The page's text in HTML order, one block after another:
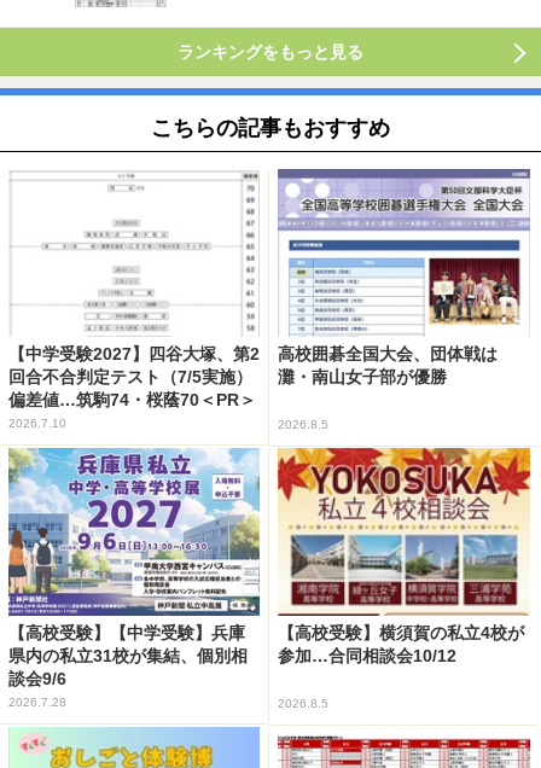
ランキングをもっと見る
こちらの記事もおすすめ
【中学受験2027】四谷大塚、第2
回合不合判定テスト（7/5実施）
偏差値…筑駒74・桜蔭70＜PR＞
2026.7.10
高校囲碁全国大会、団体戦は
灘・南山女子部が優勝
2026.8.5
【高校受験】【中学受験】兵庫
県内の私立31校が集結、個別相
談会9/6
2026.7.28
【高校受験】横須賀の私立4校が
参加…合同相談会10/12
2026.8.5